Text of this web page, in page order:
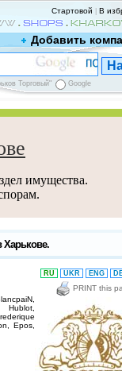
Стартовой В
Добавить
Торговый" Google
имущества.
RU UKR ENG
PRINT this
Hublot,
Epos,